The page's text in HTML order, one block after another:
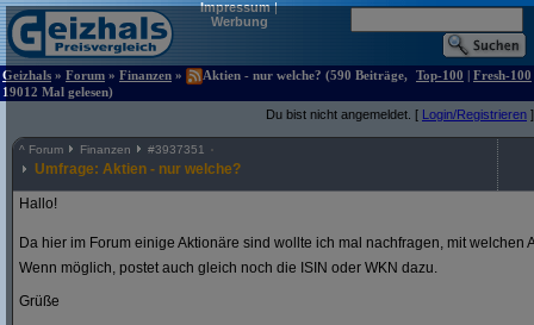
Impressum|
Werbung
Geizhals » Forum » Finanzen »
Aktien - nur welche? (590 Beiträge,
19012 Mal gelesen)
Top-100 | Fresh-100
Du bist nicht angemeldet. [ Login/Registrieren ]
^ Forum Finanzen #3937351
Umfrage: Aktien - nur welche?
Hallo!
Da hier im Forum einige Aktionäre sind wollte ich mal nachfragen, mit welchen
Wenn möglich, postet auch gleich noch die ISIN oder WKN dazu.
Grüße